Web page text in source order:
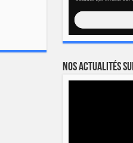
Nos actualités sur